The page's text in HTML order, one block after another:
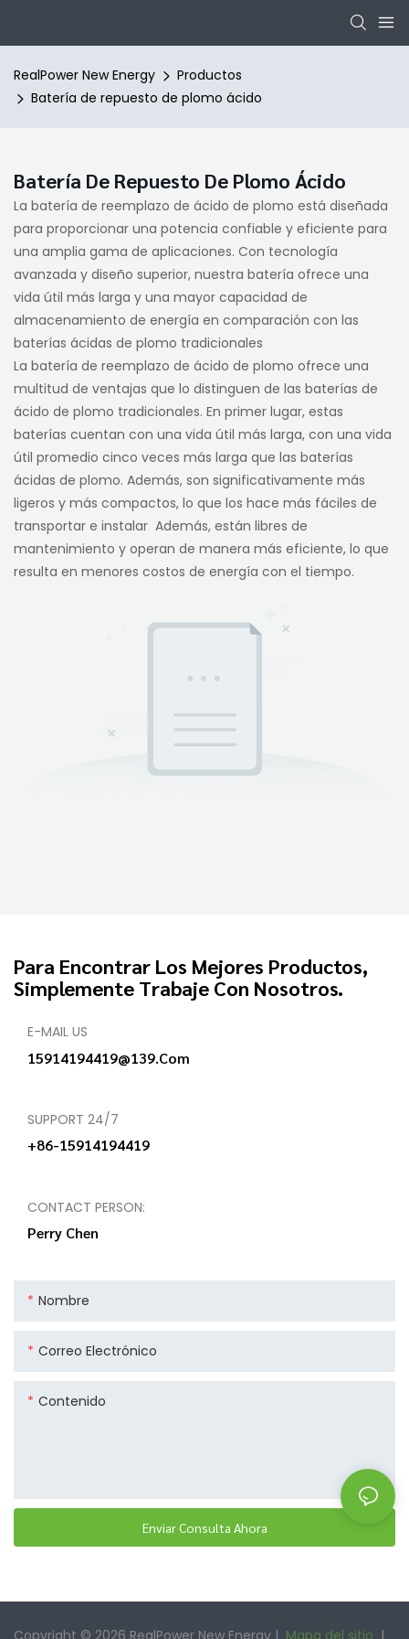
RealPower New Energy
Productos
Batería de repuesto de plomo ácido
Batería De Repuesto De Plomo Ácido
La batería de reemplazo de ácido de plomo está diseñada
para proporcionar una potencia confiable y eficiente para
una amplia gama de aplicaciones. Con tecnología
avanzada y diseño superior, nuestra batería ofrece una
vida útil más larga y una mayor capacidad de
almacenamiento de energía en comparación con las
baterías ácidas de plomo tradicionales
La batería de reemplazo de ácido de plomo ofrece una
multitud de ventajas que lo distinguen de las baterías de
ácido de plomo tradicionales. En primer lugar, estas
baterías cuentan con una vida útil más larga, con una vida
útil promedio cinco veces más larga que las baterías
ácidas de plomo. Además, son significativamente más
ligeros y más compactos, lo que los hace más fáciles de
transportar e instalar Además, están libres de
mantenimiento y operan de manera más eficiente, lo que
resulta en menores costos de energía con el tiempo.
Para Encontrar Los Mejores Productos,
Simplemente Trabaje Con Nosotros.
E-MAIL US
15914194419@139.com
SUPPORT 24/7
+86-15914194419
CONTACT PERSON:
Perry Chen
Nombre
Correo Electrónico
Contenido
Enviar Consulta Ahora
Copyright © 2026 RealPower New Energy | Mapa del sitio |